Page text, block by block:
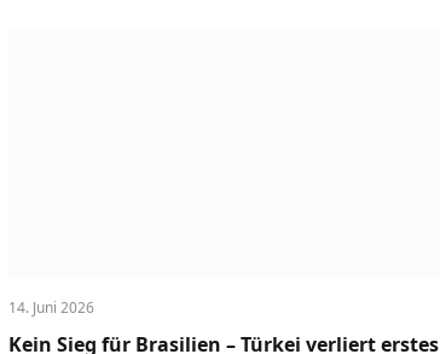
14. Juni 2026
Kein Sieg für Brasilien – Türkei verliert erstes